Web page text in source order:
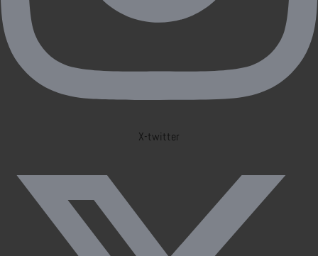
X-twitter